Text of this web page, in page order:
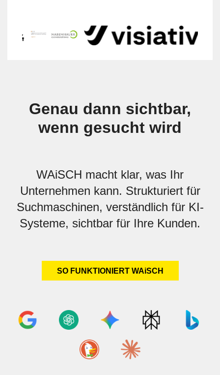
Genau dann sichtbar,
wenn gesucht wird
WAiSCH macht klar, was Ihr
Unternehmen kann. Strukturiert für
Suchmaschinen, verständlich für KI-
Systeme, sichtbar für Ihre Kunden.
SO FUNKTIONIERT WAiSCH